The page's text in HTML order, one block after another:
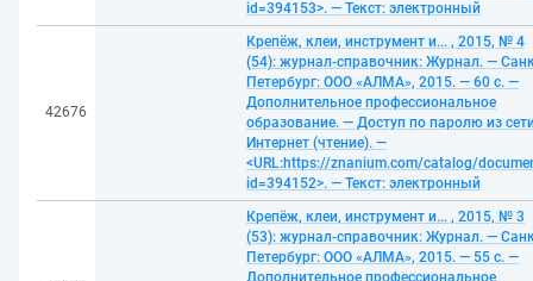
id=394153>. — Текст: электронный
42676
Крепёж, клеи, инструмент и... , 2015, № 4
(54): журнал-справочник: Журнал. —
Петербург: ООО «АЛМА», 2015. — 60 с. —
Дополнительное профессиональное
образование. — Доступ по паролю из
Интернет (чтение). —
<URL:https://znanium.com/catalog/
id=394152>. — Текст: электронный
Крепёж, клеи, инструмент и... , 2015, № 3
(53): журнал-справочник: Журнал. —
Петербург: ООО «АЛМА», 2015. — 55 с. —
Дополнительное профессиональное